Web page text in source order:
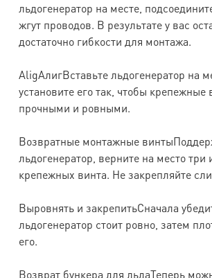
льдогенератор на месте,
жгут проводов. В результате у вас
достаточно гибкости для монтажа.
AligАлигВставьте льдогенератор на
установите его так, чтобы
прочными и ровными.
Возвратные монтажные
льдогенератор, верните на место три
крепежных винта. Не закрепляйте
Выровнять и закрепитьСначала
льдогенератор стоит ровно, затем
его.
Возврат бункера для льдаТеперь